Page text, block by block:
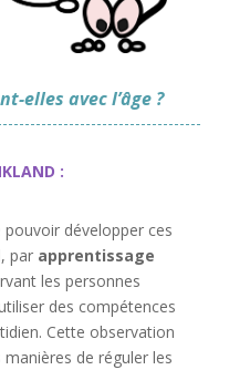
elles avec l’âge ?
:
développer ces
par apprentissage
les personnes
des compétences
Cette observation
de réguler les